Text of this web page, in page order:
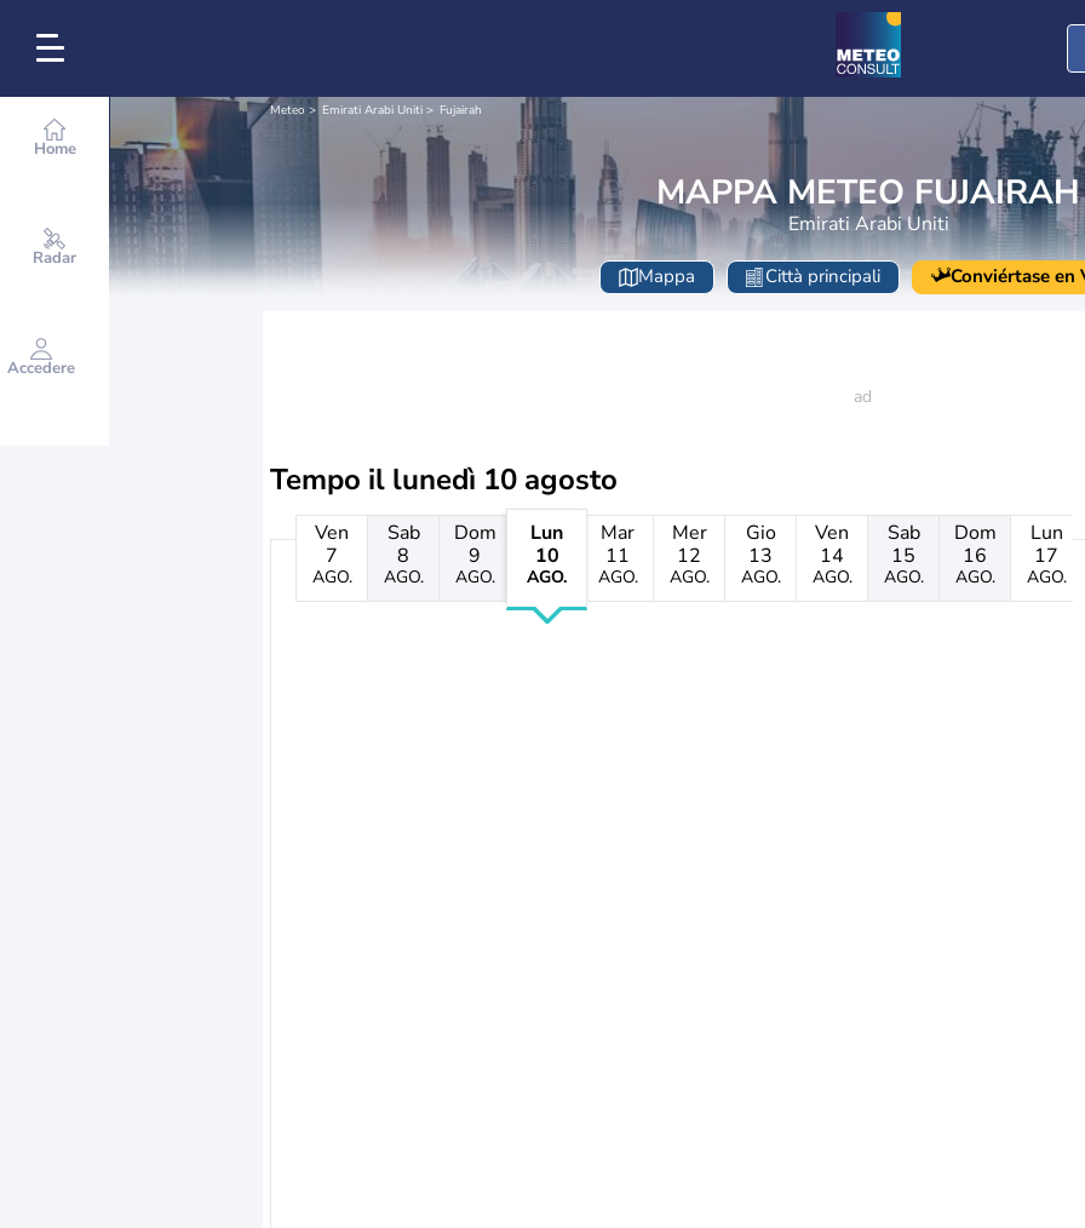
Home
Radar
Accedere
Meteo Emirati Arabi Uniti Fujairah
MAPPA METEO FUJAIRAH
Emirati Arabi Uniti
Mappa Città principali Conviértase en
Tempo il lunedì 10 agosto
Ven
7
AGO.
Sab
8
AGO.
Dom
9
AGO.
Lun
10
AGO.
Mar
11
AGO.
Mer
12
AGO.
Gio
13
AGO.
Ven
14
AGO.
Sab
15
AGO.
Dom
16
AGO.
Lun
17
AGO.